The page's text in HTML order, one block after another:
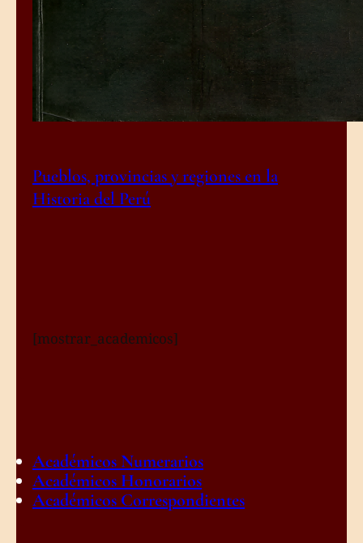
Pueblos, provincias y regiones en la
Historia del Perú
[mostrar_academicos]
Académicos Numerarios
Académicos Honorarios
Académicos Correspondientes